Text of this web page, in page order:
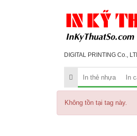
DIGITAL PRINTING Co.,
In thẻ nhựa In
Không tồn tại tag này.